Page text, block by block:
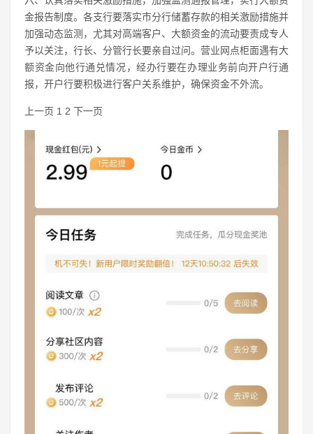
金报告制度。各支行要落实市分行储蓄存款的相关激励措施并
加强动态监测，尤其对高端客户、大额资金的流动要责成专人
予以关注，行长、分管行长要亲自过问。营业网点柜面遇有大
额资金向他行通兑情况，经办行要在办理业务前向开户行通
报，开户行要积极进行客户关系维护，确保资金不外流。
上一页 1 2 下一页